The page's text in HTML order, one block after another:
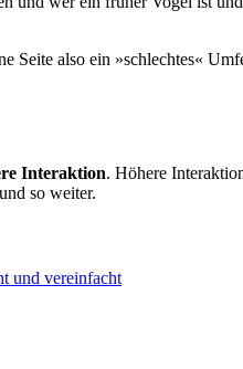
also ein »schlechtes«
Interaktion. Höhere
so weiter.
und vereinfacht